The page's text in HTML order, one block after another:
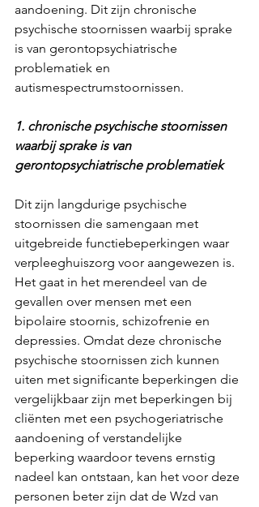
aandoening. Dit zijn chronische
psychische stoornissen waarbij sprake
is van gerontopsychiatrische
problematiek en
autismespectrumstoornissen.
1. chronische psychische stoornissen
waarbij sprake is van
gerontopsychiatrische problematiek
Dit zijn langdurige psychische
stoornissen die samengaan met
uitgebreide functiebeperkingen waar
verpleeghuiszorg voor aangewezen is.
Het gaat in het merendeel van de
gevallen over mensen met een
bipolaire stoornis, schizofrenie en
depressies. Omdat deze chronische
psychische stoornissen zich kunnen
uiten met significante beperkingen die
vergelijkbaar zijn met beperkingen bij
cliënten met een psychogeriatrische
aandoening of verstandelijke
beperking waardoor tevens ernstig
nadeel kan ontstaan, kan het voor deze
personen beter zijn dat de Wzd van